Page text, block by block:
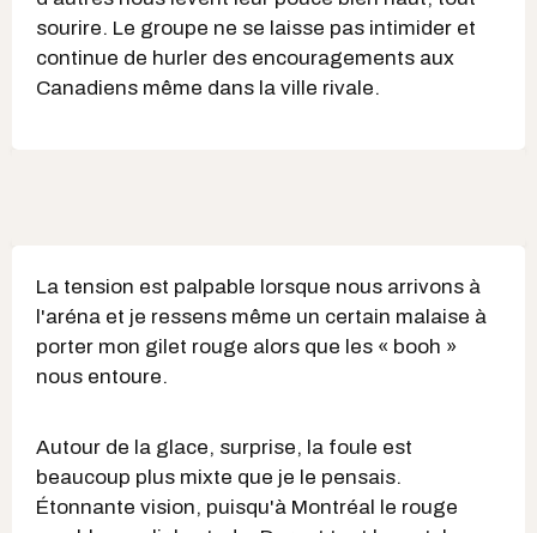
sourire. Le groupe ne se laisse pas intimider et
continue de hurler des encouragements aux
Canadiens même dans la ville rivale.
La tension est palpable lorsque nous arrivons à
l'aréna et je ressens même un certain malaise à
porter mon gilet rouge alors que les « booh »
nous entoure.
Autour de la glace, surprise, la foule est
beaucoup plus mixte que je le pensais.
Étonnante vision, puisqu'à Montréal le rouge